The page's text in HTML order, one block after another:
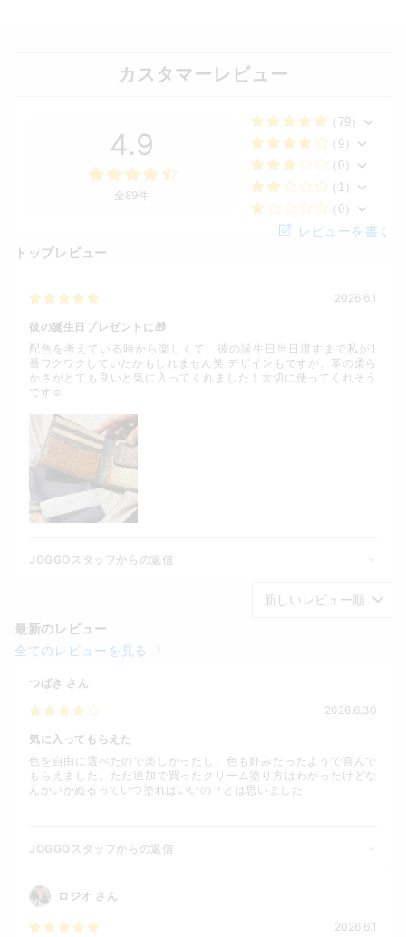
カスタマーレビュー
4.9
全89件
（79）
（9）
（0）
（1）
（0）
レビューを書く
トップレビュー
2026.6.1
彼の誕生日プレゼントに🎁
配色を考えている時から楽しくて、彼の誕生日当日渡すまで私が1
番ワクワクしていたかもしれません笑 デザインもですが、革の柔ら
かさがとても良いと気に入ってくれました！大切に使ってくれそう
です☺️
JOGGOスタッフからの返信
最新のレビュー
全てのレビューを見る
つばき さん
2026.6.30
気に入ってもらえた
色を自由に選べたので楽しかったし、色も好みだったようで喜んで
もらえました。ただ追加で買ったクリーム塗り方はわかったけどな
んかいかぬるっていつ塗ればいいの？とは思いました
JOGGOスタッフからの返信
ロジオ さん
2026.6.1